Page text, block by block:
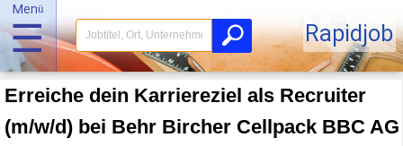
Menü
☰ Rapidjob
Erreiche dein Karriereziel als Recruiter
(m/w/d) bei Behr Bircher Cellpack BBC AG